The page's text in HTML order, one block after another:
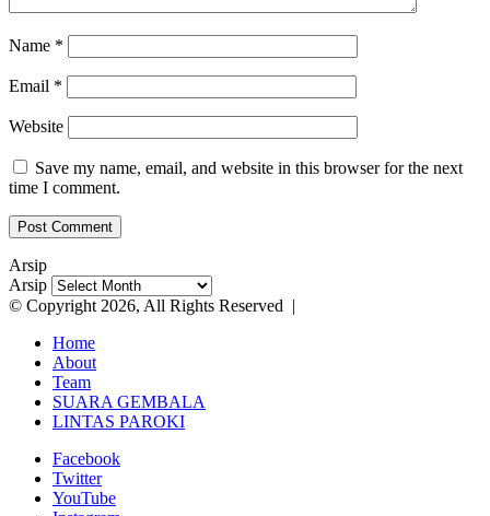
Name *
Email *
Website
Save my name, email, and website in this browser for the next
time I comment.
Arsip
Arsip
© Copyright 2026, All Rights Reserved |
Home
About
Team
SUARA GEMBALA
LINTAS PAROKI
Facebook
Twitter
YouTube